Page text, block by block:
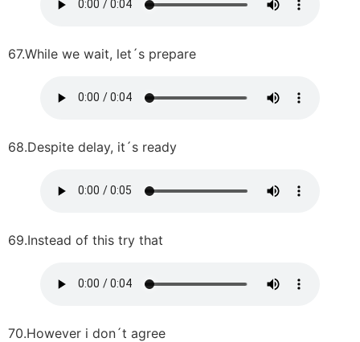
67.While we wait, let´s prepare
68.Despite delay, it´s ready
69.Instead of this try that
70.However i don´t agree